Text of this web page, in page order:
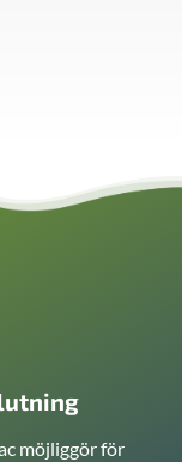
möjliggör för